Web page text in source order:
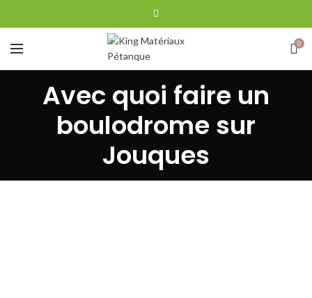
0
Avec quoi faire un
boulodrome sur
Jouques